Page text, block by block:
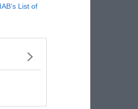
IAB’s List of